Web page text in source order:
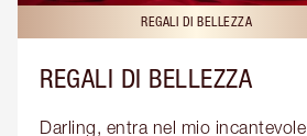
REGALI DI BELLEZZA
REGALI DI BELLEZZA
Darling, entra nel mio incantevole